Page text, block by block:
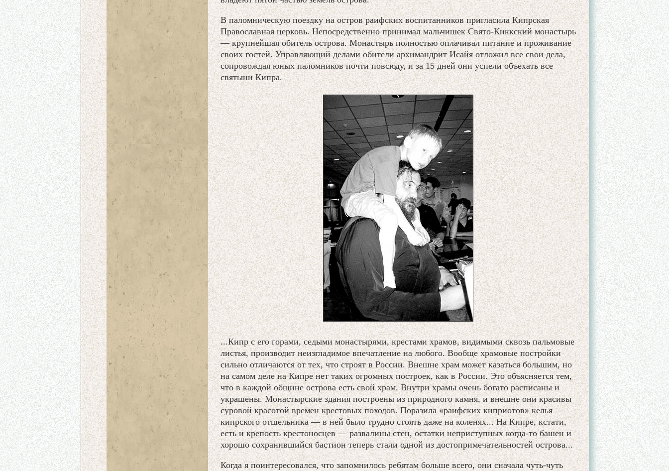
В паломническую поездку на остров раифских воспитанников пригласила Кипрская
Православная церковь. Непосредственно принимал мальчишек Свято-Киккский монастырь
— крупнейшая обитель острова. Монастырь полностью оплачивал питание и проживание
своих гостей. Управляющий делами обители архимандрит Исайя отложил все свои дела,
сопровождая юных паломников почти повсюду, и за 15 дней они успели объехать все
святыни Кипра.
...Кипр с его горами, седыми монастырями, крестами храмов, видимыми сквозь пальмовые
листья, производит неизгладимое впечатление на любого. Вообще храмовые постройки
сильно отличаются от тех, что строят в России. Внешне храм может казаться большим, но
на самом деле на Кипре нет таких огромных построек, как в России. Это объясняется тем,
что в каждой общине острова есть свой храм. Внутри храмы очень богато расписаны и
украшены. Монастырские здания построены из природного камня, и внешне они красивы
суровой красотой времен крестовых походов. Поразила «раифских киприотов» келья
кипрского отшельника — в ней было трудно стоять даже на коленях... На Кипре, кстати,
есть и крепость крестоносцев — развалины стен, остатки неприступных когда-то башен и
хорошо сохранившийся бастион теперь стали одной из достопримечательностей острова...
Когда я поинтересовался, что запомнилось ребятам больше всего, они сначала чуть-чуть